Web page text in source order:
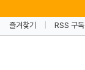
즐겨찾기
RSS 구독